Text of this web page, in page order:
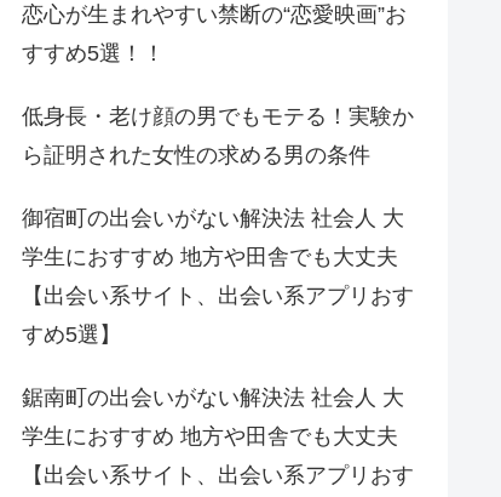
恋心が生まれやすい禁断の“恋愛映画”お
すすめ5選！！
低身長・老け顔の男でもモテる！実験か
ら証明された女性の求める男の条件
御宿町の出会いがない解決法 社会人 大
学生におすすめ 地方や田舎でも大丈夫
【出会い系サイト、出会い系アプリおす
すめ5選】
鋸南町の出会いがない解決法 社会人 大
学生におすすめ 地方や田舎でも大丈夫
【出会い系サイト、出会い系アプリおす